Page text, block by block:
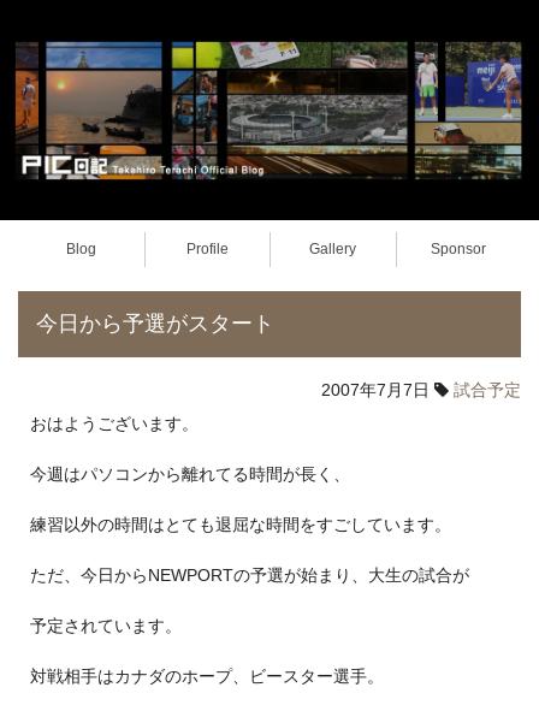
Blog Profile Gallery Sponsor
今日から予選がスタート
2007年7月7日
試合予定
おはようございます。
今週はパソコンから離れてる時間が長く、
練習以外の時間はとても退屈な時間をすごしています。
ただ、今日からNEWPORTの予選が始まり、大生の試合が
予定されています。
対戦相手はカナダのホープ、ビースター選手。